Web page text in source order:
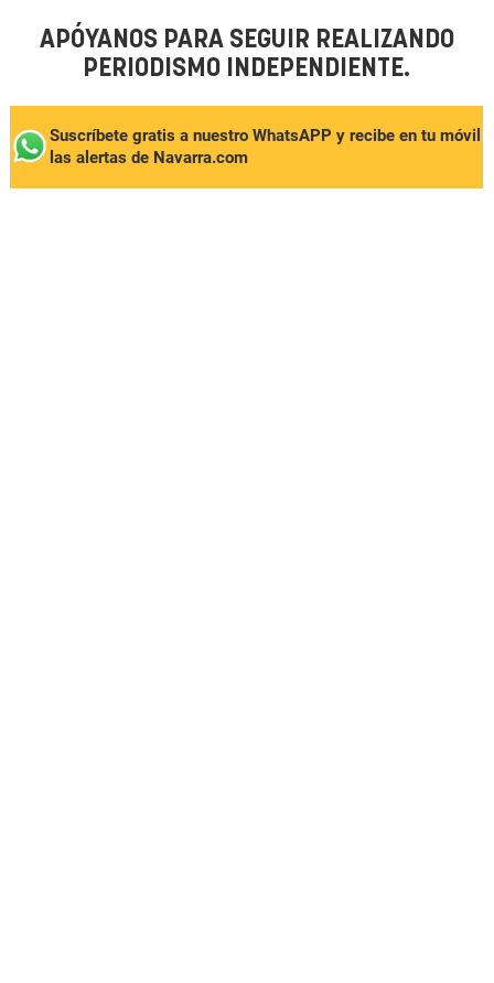
APÓYANOS PARA SEGUIR REALIZANDO
PERIODISMO INDEPENDIENTE.
Suscríbete gratis a nuestro WhatsAPP y recibe en tu móvil
las alertas de Navarra.com